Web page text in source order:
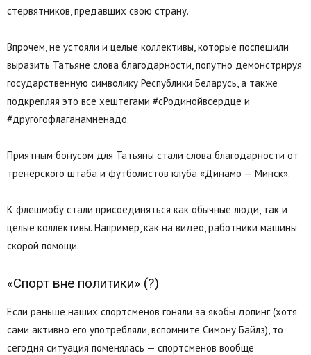
стервятников, предавших свою страну.
Впрочем, не устояли и целые коллективы, которые поспешили
выразить Татьяне слова благодарности, попутно демонстрируя
государственную символику Республики Беларусь, а также
подкрепляя это все хештегами #сРодинойвсердце и
#другогофлаганамненадо.
Приятным бонусом для Татьяны стали слова благодарности от
тренерского штаба и футболистов клуба «Динамо — Минск».
К флешмобу стали присоединяться как обычные люди, так и
целые коллективы. Например, как на видео, работники машины
скорой помощи.
«Спорт вне политики» (?)
Если раньше наших спортсменов гоняли за якобы допинг (хотя
сами активно его употребляли, вспомните Симону Байлз), то
сегодня ситуация поменялась — спортсменов вообще